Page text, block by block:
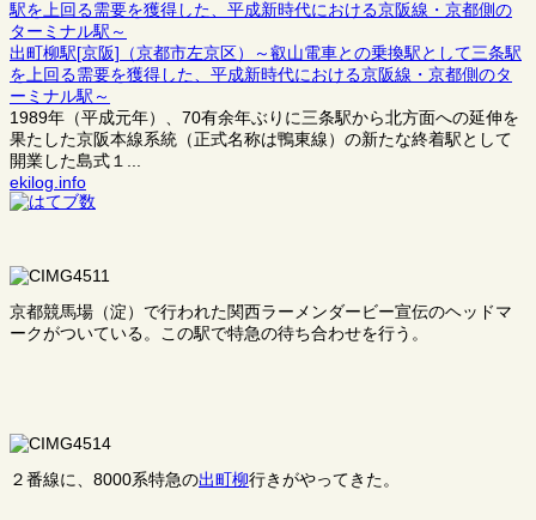
出町柳駅[京阪]（京都市左京区）～叡山電車との乗換駅として三条駅
を上回る需要を獲得した、平成新時代における京阪線・京都側のタ
ーミナル駅～
1989年（平成元年）、70有余年ぶりに三条駅から北方面への延伸を
果たした京阪本線系統（正式名称は鴨東線）の新たな終着駅として
開業した島式１...
ekilog.info
京都競馬場（淀）で行われた関西ラーメンダービー宣伝のヘッドマ
ークがついている。この駅で特急の待ち合わせを行う。
２番線に、8000系特急の出町柳行きがやってきた。